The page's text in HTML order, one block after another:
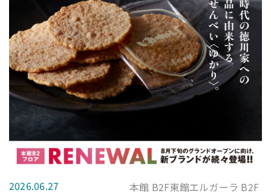
2026.06.27 本館 B2F東館エルガーラ B2F